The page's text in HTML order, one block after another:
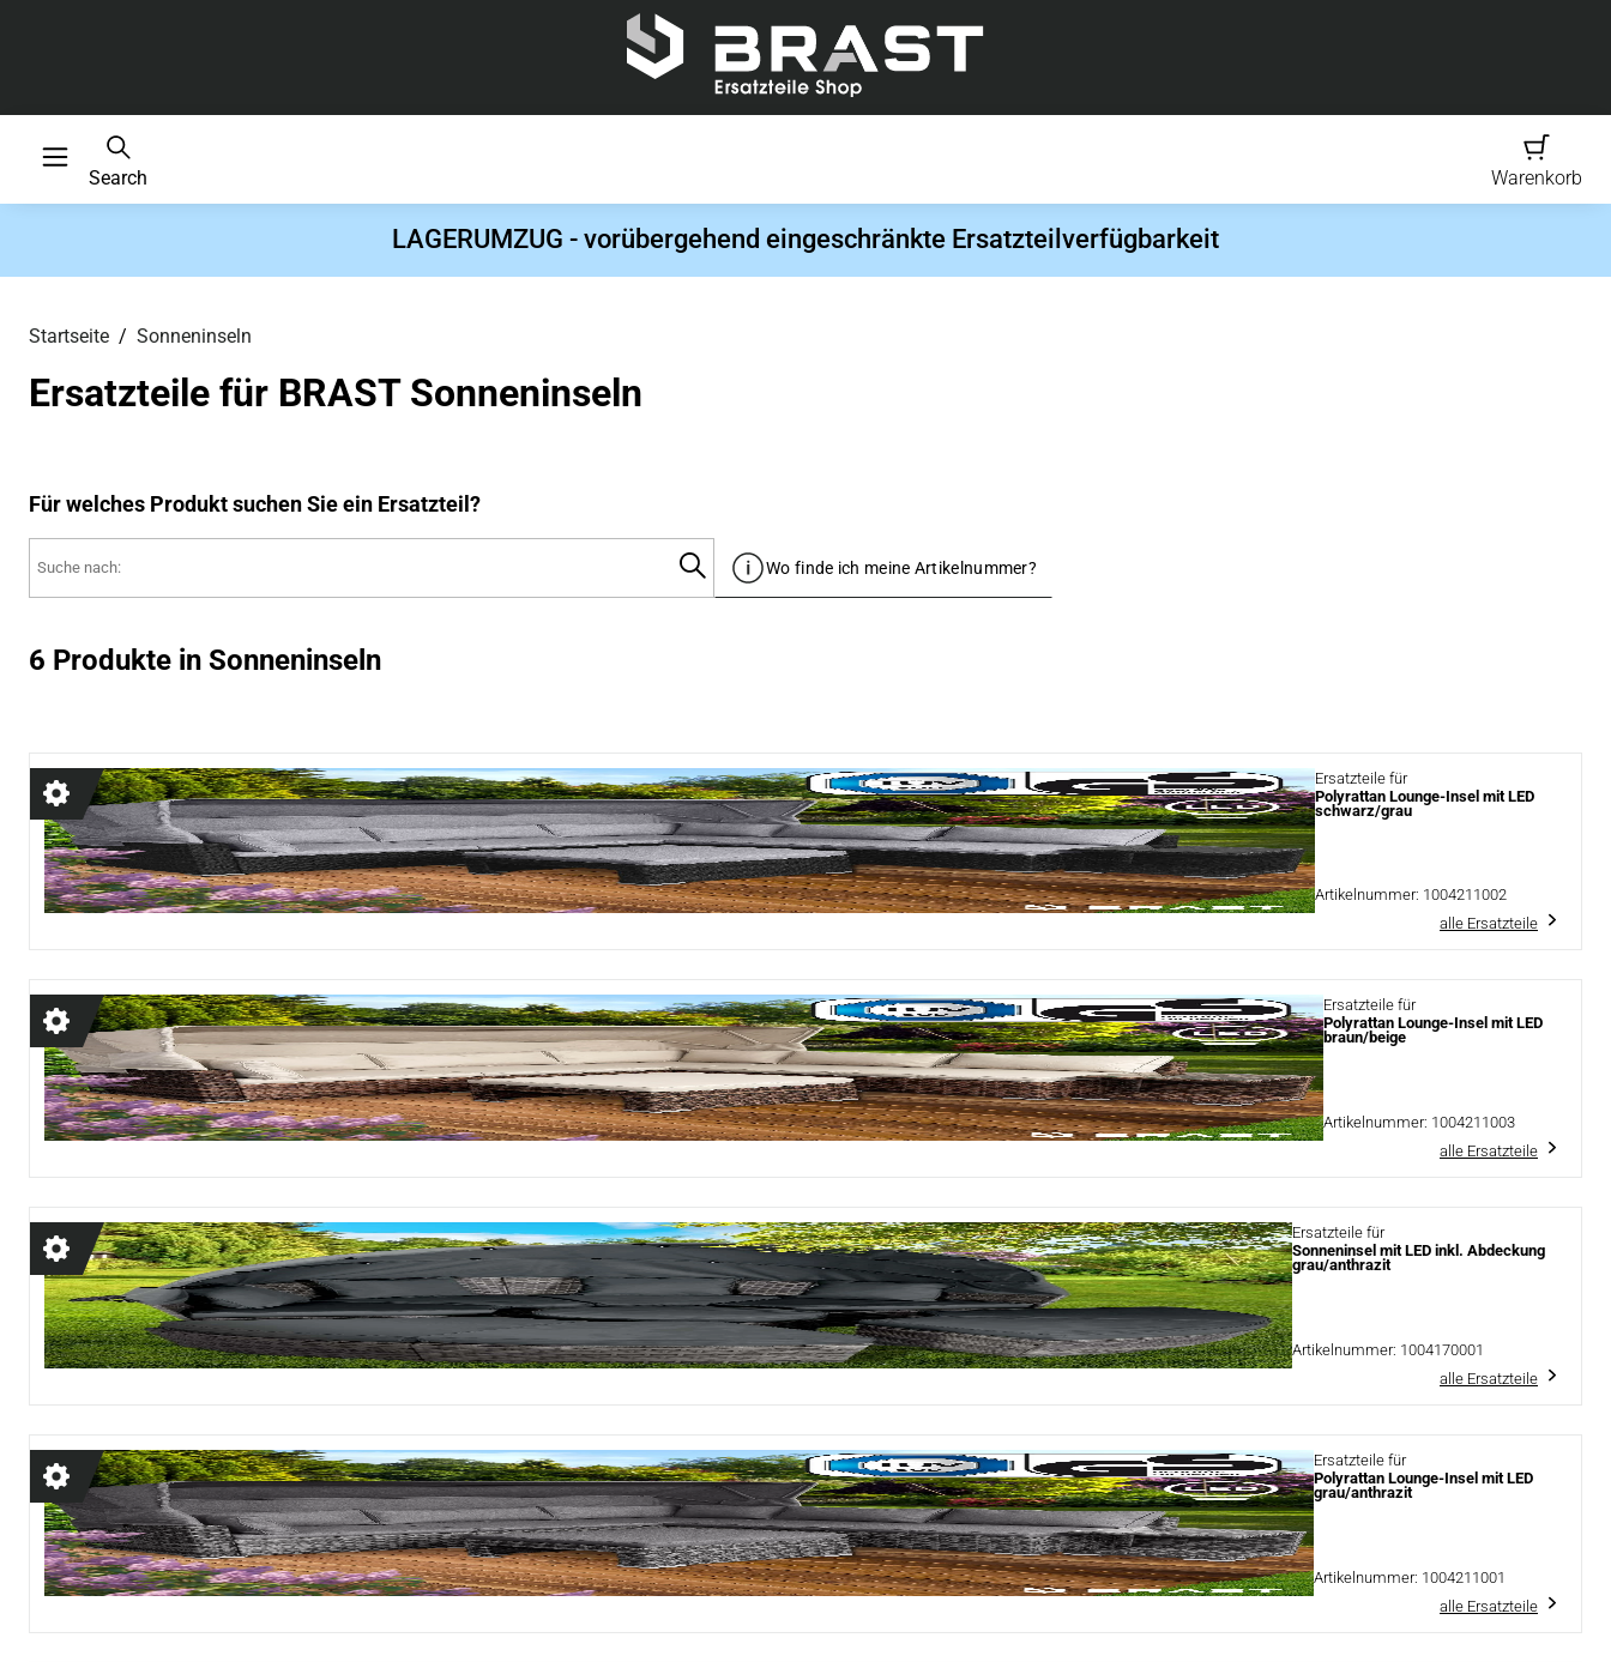
Search Warenkorb
LAGERUMZUG - vorübergehend eingeschränkte Ersatzteilverfügbarkeit
Startseite Sonneninseln
Ersatzteile für BRAST Sonneninseln
Für welches Produkt suchen Sie ein Ersatzteil?
Wo finde ich meine Artikelnummer?
6 Produkte in Sonneninseln
Ersatzteile für
Polyrattan Lounge-Insel mit LED
schwarz/grau
Artikelnummer: 1004211002
alle Ersatzteile
Ersatzteile für
Polyrattan Lounge-Insel mit LED
braun/beige
Artikelnummer: 1004211003
alle Ersatzteile
Ersatzteile für
Sonneninsel mit LED inkl. Abdeckung
grau/anthrazit
Artikelnummer: 1004170001
alle Ersatzteile
Ersatzteile für
Polyrattan Lounge-Insel mit LED
grau/anthrazit
Artikelnummer: 1004211001
alle Ersatzteile